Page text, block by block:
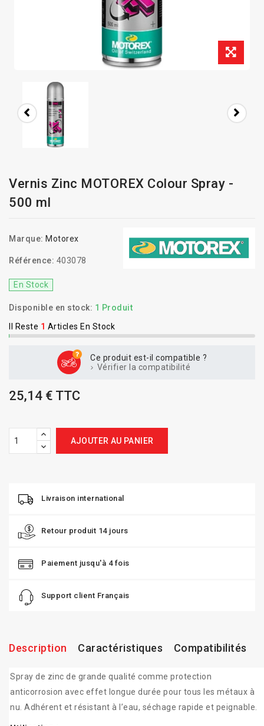
Vernis Zinc MOTOREX Colour Spray -
500 ml
Marque: Motorex
Référence: 403078
En Stock
Disponible en stock: 1 Produit
Il Reste 1 Articles En Stock
Ce produit est-il compatible ?
Vérifier la compatibilité
25,14 € TTC
AJOUTER AU PANIER
Livraison international
Retour produit 14 jours
Paiement jusqu'à 4 fois
Support client Français
Description Caractéristiques Compatibilités
Spray de zinc de grande qualité comme protection
anticorrosion avec effet longue durée pour tous les métaux à
nu. Adhérent et résistant à l’eau, séchage rapide et peignable.